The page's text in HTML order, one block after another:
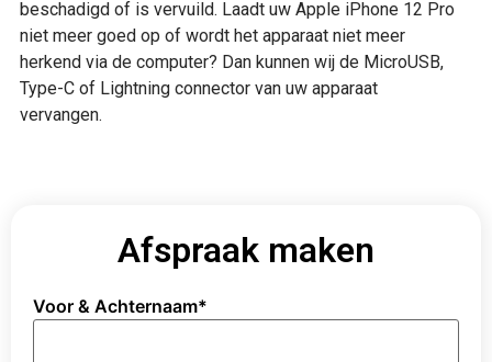
beschadigd of is vervuild. Laadt uw Apple iPhone 12 Pro
niet meer goed op of wordt het apparaat niet meer
herkend via de computer? Dan kunnen wij de MicroUSB,
Type-C of Lightning connector van uw apparaat
vervangen.
Afspraak maken
Voor & Achternaam*